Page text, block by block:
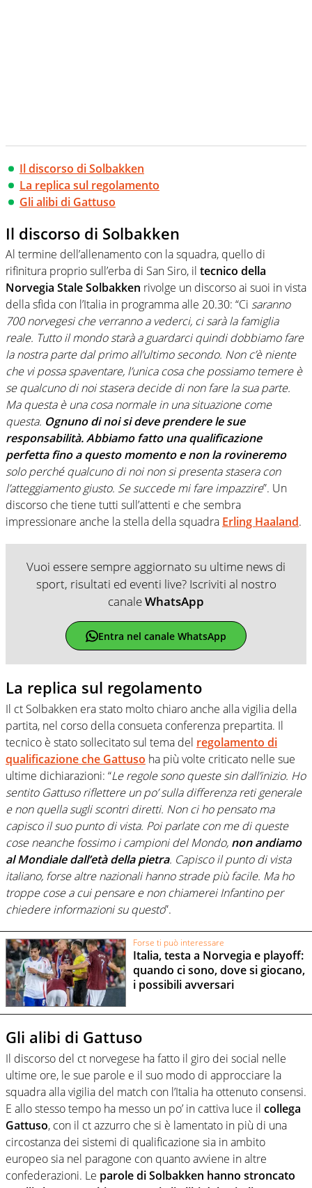
Il discorso di Solbakken
La replica sul regolamento
Gli alibi di Gattuso
Il discorso di Solbakken
Al termine dell’allenamento con la squadra, quello di
rifinitura proprio sull’erba di San Siro, il tecnico della
Norvegia Stale Solbakken rivolge un discorso ai suoi in vista
della sfida con l’Italia in programma alle 20.30: “Ci saranno
700 norvegesi che verranno a vederci, ci sarà la famiglia
reale. Tutto il mondo starà a guardarci quindi dobbiamo fare
la nostra parte dal primo all’ultimo secondo. Non c’è niente
che vi possa spaventare, l’unica cosa che possiamo temere è
se qualcuno di noi stasera decide di non fare la sua parte.
Ma questa è una cosa normale in una situazione come
questa. Ognuno di noi si deve prendere le sue
responsabilità. Abbiamo fatto una qualificazione
perfetta fino a questo momento e non la rovineremo
solo perché qualcuno di noi non si presenta stasera con
l’atteggiamento giusto. Se succede mi fare impazzire”. Un
discorso che tiene tutti sull’attenti e che sembra
impressionare anche la stella della squadra Erling Haaland.
Vuoi essere sempre aggiornato su ultime news di
sport, risultati ed eventi live? Iscriviti al nostro
canaleWhatsApp
Entra nel canale WhatsApp
La replica sul regolamento
Il ct Solbakken era stato molto chiaro anche alla vigilia della
partita, nel corso della consueta conferenza prepartita. Il
tecnico è stato sollecitato sul tema del regolamento di
qualificazione che Gattuso ha più volte criticato nelle sue
ultime dichiarazioni: “Le regole sono queste sin dall’inizio. Ho
sentito Gattuso riflettere un po’ sulla differenza reti generale
e non quella sugli scontri diretti. Non ci ho pensato ma
capisco il suo punto di vista. Poi parlate con me di queste
cose neanche fossimo i campioni del Mondo, non andiamo
al Mondiale dall’età della pietra. Capisco il punto di vista
italiano, forse altre nazionali hanno strade più facile. Ma ho
troppe cose a cui pensare e non chiamerei Infantino per
chiedere informazioni su questo”.
Forse ti può interessare
Italia, testa a Norvegia e playoff:
quando ci sono, dove si giocano,
i possibili avversari
Gli alibi di Gattuso
Il discorso del ct norvegese ha fatto il giro dei social nelle
ultime ore, le sue parole e il suo modo di approcciare la
squadra alla vigilia del match con l’Italia ha ottenuto consensi.
E allo stesso tempo ha messo un po’ in cattiva luce il collega
Gattuso, con il ct azzurro che si è lamentato in più di una
circostanza dei sistemi di qualificazione sia in ambito
europeo sia nel paragone con quanto avviene in altre
confederazioni. Le parole di Solbakken hanno stroncato